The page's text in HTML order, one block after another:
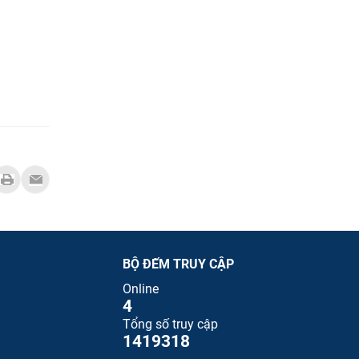
BỘ ĐẾM TRUY CẬP
Online
4
Tổng số truy cập
1419318